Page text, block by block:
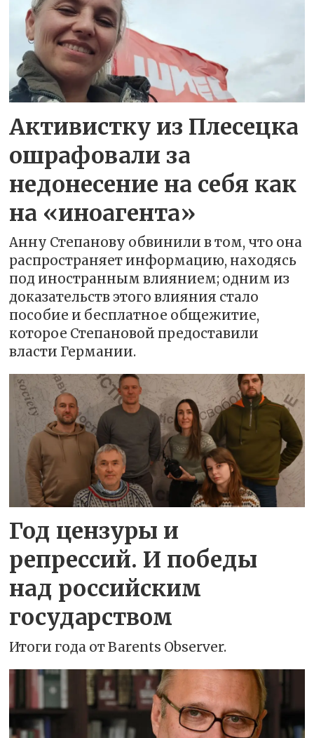
Активистку из Плесецка
ошрафовали за
недонесение на себя как
на «иноагента»
Анну Степанову обвинили в том, что она
распространяет информацию, находясь
под иностранным влиянием; одним из
доказательств этого влияния стало
пособие и бесплатное общежитие,
которое Степановой предоставили
власти Германии.
Год цензуры и
репрессий. И победы
над российским
государством
Итоги года от Barents Observer.